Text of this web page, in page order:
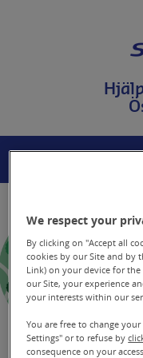
å
å
d
a
n
We respect your
By clicking on "Accept all
cookies by our Site and by
Link) on your device for
our Site, your experience
your interests within our
You are free to change
Settings" or to refuse by
consequence on your